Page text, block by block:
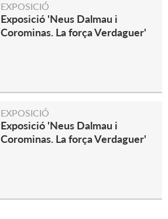
EXPOSICIÓ
Exposició 'Neus Dalmau i
Corominas. La força Verdaguer'
EXPOSICIÓ
Exposició 'Neus Dalmau i
Corominas. La força Verdaguer'